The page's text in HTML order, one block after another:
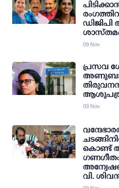
ഡിജിപി
09 Nov
പ്രസവ
09 Nov
കൊണ്ട്
ഗണഗീതം
വി.